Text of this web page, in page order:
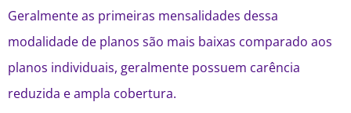
Geralmente as primeiras mensalidades dessa
modalidade de planos são mais baixas comparado aos
planos individuais, geralmente possuem carência
reduzida e ampla cobertura.